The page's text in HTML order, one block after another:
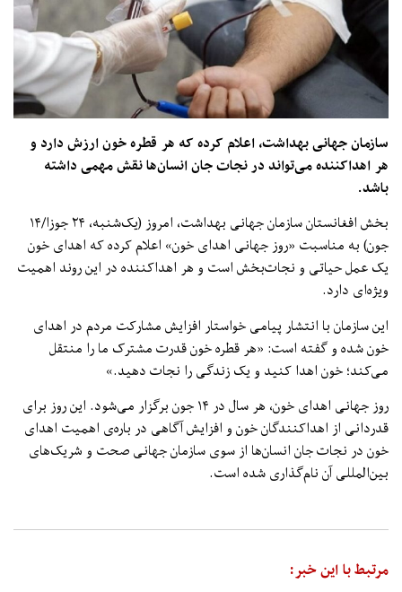
سازمان جهانی بهداشت، اعلام کرده که هر قطره خون ارزش دارد و
هر اهداکننده می‌تواند در نجات جان انسان‌ها نقش مهمی داشته
باشد.
بخش افغانستان سازمان جهانی بهداشت، امروز (یک‌شنبه، ۲۴ جوزا/۱۴
جون) به مناسبت «روز جهانی اهدای خون» اعلام کرده که اهدای خون
یک عمل حیاتی و نجات‌بخش است و هر اهداکننده در این روند اهمیت
ویژه‌ای دارد.
این سازمان با انتشار پیامی خواستار افزایش مشارکت مردم در اهدای
خون شده و گفته است: «هر قطره خون قدرت مشترک ما را منتقل
می‌کند؛ خون اهدا کنید و یک زندگی را نجات دهید.»
روز جهانی اهدای خون، هر سال در ۱۴ جون برگزار می‌شود. این روز برای
قدردانی از اهداکنندگان خون و افزایش آگاهی در باره‌ی اهمیت اهدای
خون در نجات جان انسان‌ها از سوی سازمان جهانی صحت و شریک‌های
بین‌المللی آن نام‌گذاری شده است.
مرتبط با این خبر: